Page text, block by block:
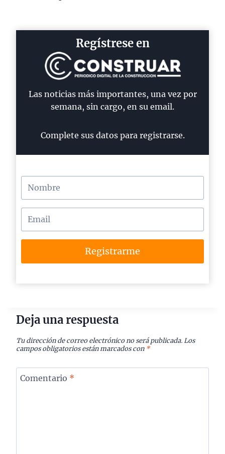
Regístrese en
Las noticias más importantes, una vez por
semana, sin cargo, en su email.
Complete sus datos para registrarse.
Registrarme
Deja una respuesta
Tu dirección de correo electrónico no será publicada. Los
campos obligatorios están marcados con *
Comentario *